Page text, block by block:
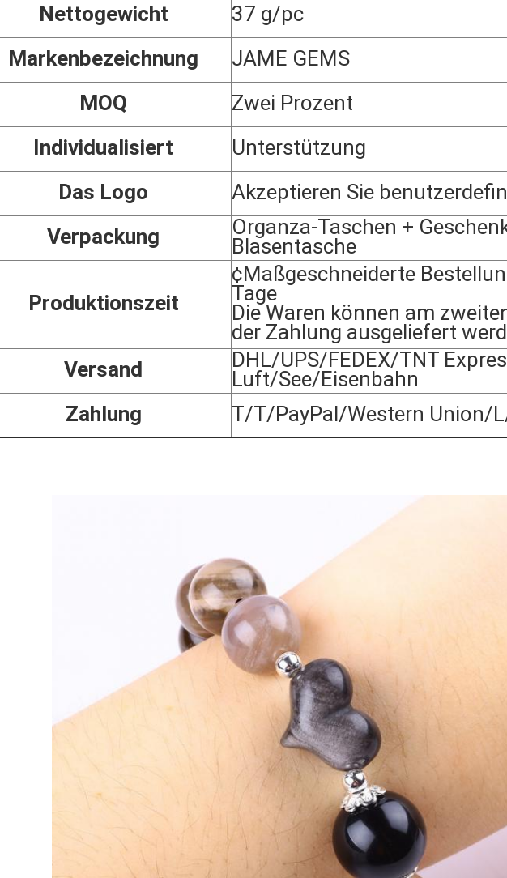
Nettogewicht
37 g/pc
Markenbezeichnung
JAME GEMS
MOQ
Zwei Prozent
Individualisiert
Unterstützung
Das Logo
Akzeptieren Sie
Verpackung
Organza-Taschen +
Blasentasche
Produktionszeit
¢Maßgeschneiderte
Tage
Die Waren können am
der Zahlung ausgeliefert
Versand
DHL/UPS/FEDEX/TNT
Luft/See/Eisenbahn
Zahlung
T/T/PayPal/Western Union/